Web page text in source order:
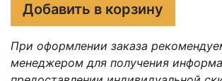
Добавить в корзину
При оформлении заказа
менеджером для получения